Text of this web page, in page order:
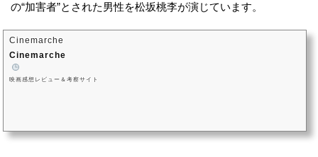
の“加害者”とされた男性を松坂桃李が演じています。
Cinemarche
Cinemarche
映画感想レビュー＆考察サイト